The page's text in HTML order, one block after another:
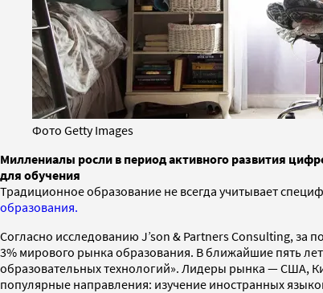
Фото Getty Images
Миллениалы росли в период активного развития
для обучения
Традиционное образование не всегда учитывает
образования.
Согласно исследованию J’son & Partners Consulting, за
3% мирового рынка образования. В ближайшие пять
образовательных технологий». Лидеры рынка — США,
популярные направления: изучение иностранных